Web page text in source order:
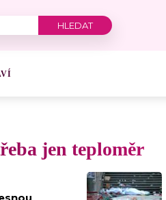
jen teploměr